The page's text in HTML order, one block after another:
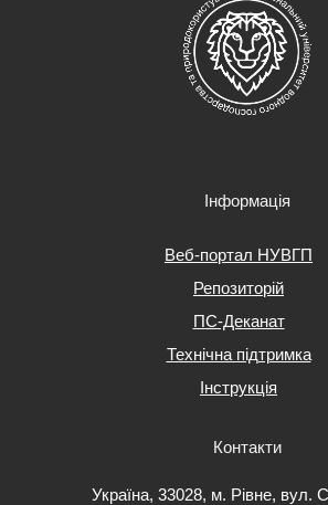
Інформація
Веб-портал НУВГП
Репозиторій
ПС-Деканат
Технічна підтримка
Інструкція
Контакти
Україна, 33028, м. Рівне, вул.